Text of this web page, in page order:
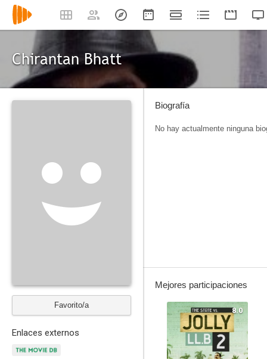
Chirantan Bhatt
Favorito/a
Enlaces externos
Biografía
No hay actualmente ninguna
Mejores participaciones
8.0